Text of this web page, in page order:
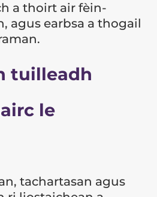
a thoirt air fèin-
agus earbsa a thogail
tuilleadh
le
tachartasan agus